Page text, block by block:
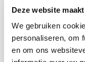
Deze website
We gebruiken
personaliseren, om
en om ons
leden
wijzigen,
correcte
opvolging.
Individuele